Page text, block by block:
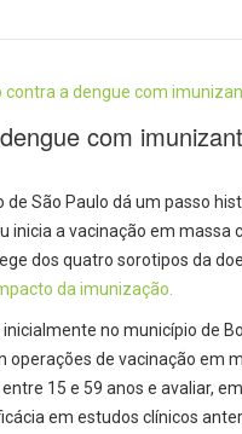
com
de São Paulo dá um passo
inicia a vacinação em massa
dos quatro sorotipos da
da imunização.
no município de
operações de vacinação em
15 e 59 anos e avaliar,
em estudos clínicos